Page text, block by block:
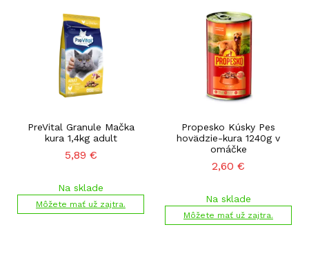
PreVital Granule Mačka
kura 1,4kg adult
5,89 €
Na sklade
Môžete mať už zajtra.
Propesko Kúsky Pes
hovädzie-kura 1240g v
omáčke
2,60 €
Na sklade
Môžete mať už zajtra.